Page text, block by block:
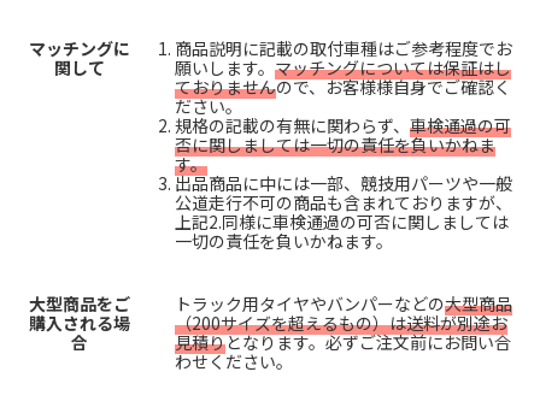
マッチングに
関して
商品説明に記載の取付車種はご参考程度でお
願いします。 マッチングについては保証はし
ておりませんので、お客様様自身でご確認く
ださい。
規格の記載の有無に関わらず、 車検通過の可
否に関しましては一切の責任を負いかねま
す。
出品商品に中には一部、競技用パーツや一般
公道走行不可の商品も含まれておりますが、
上記2.同様に車検通過の可否に関しましては
一切の責任を負いかねます。
大型商品をご
購入される場
合
トラック用タイヤやバンパーなどの大型商品
（200サイズを超えるもの）は送料が別途お
見積りとなります。必ずご注文前にお問い合
わせください。